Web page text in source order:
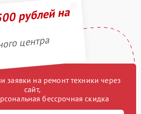
рублей на
центра
заявки на ремонт техники через
сайт,
бессрочная скидка